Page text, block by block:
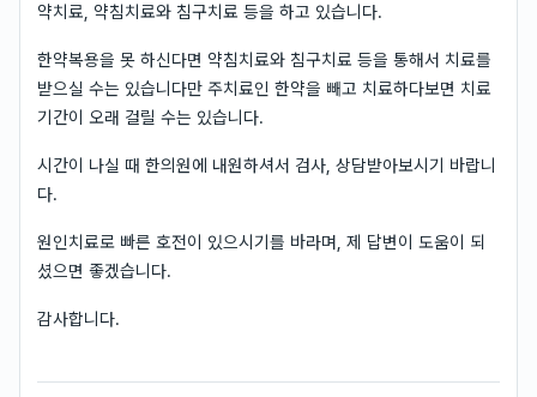
약치료, 약침치료와 침구치료 등을 하고 있습니다.
한약복용을 못 하신다면 약침치료와 침구치료 등을 통해서 치료를
받으실 수는 있습니다만 주치료인 한약을 빼고 치료하다보면 치료
기간이 오래 걸릴 수는 있습니다.
시간이 나실 때 한의원에 내원하셔서 검사, 상담받아보시기 바랍니
다.
원인치료로 빠른 호전이 있으시기를 바라며, 제 답변이 도움이 되
셨으면 좋겠습니다.
감사합니다.